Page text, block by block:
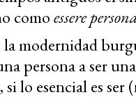
comoessere
modernidad
persona a ser
lo esencial es ser